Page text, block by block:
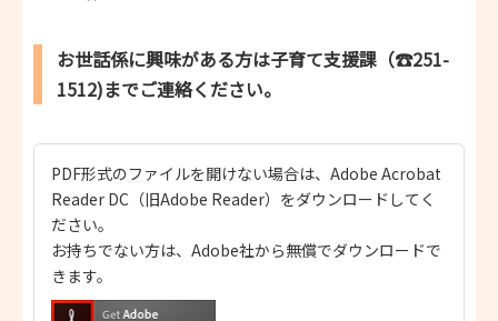
お世話係に興味がある方は子育て支援課（☎251-
1512)までご連絡ください。
PDF形式のファイルを開けない場合は、Adobe Acrobat
Reader DC（旧Adobe Reader）をダウンロードしてく
ださい。
お持ちでない方は、Adobe社から無償でダウンロードで
きます。